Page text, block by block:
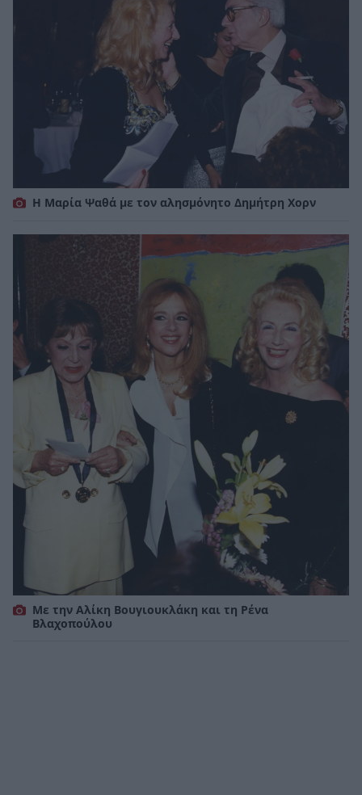
Η Μαρία Ψαθά με τον αλησμόνητο Δημήτρη Χορν
Με την Αλίκη Βουγιουκλάκη και τη Ρένα
Βλαχοπούλου